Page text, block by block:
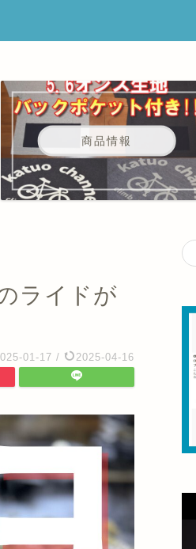
商品情報
ライドが
01-17 / 2025-04-16